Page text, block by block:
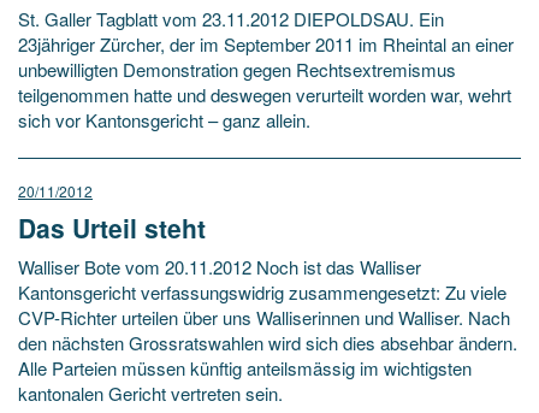
St. Galler Tagblatt vom 23.11.2012 DIEPOLDSAU. Ein
23jähriger Zürcher, der im September 2011 im Rheintal an einer
unbewilligten Demonstration gegen Rechtsextremismus
teilgenommen hatte und deswegen verurteilt worden war, wehrt
sich vor Kantonsgericht – ganz allein.
20/11/2012
Das Urteil steht
Walliser Bote vom 20.11.2012 Noch ist das Walliser
Kantonsgericht verfassungswidrig zusammengesetzt: Zu viele
CVP-Richter urteilen über uns Walliserinnen und Walliser. Nach
den nächsten Grossratswahlen wird sich dies absehbar ändern.
Alle Parteien müssen künftig anteilsmässig im wichtigsten
kantonalen Gericht vertreten sein.